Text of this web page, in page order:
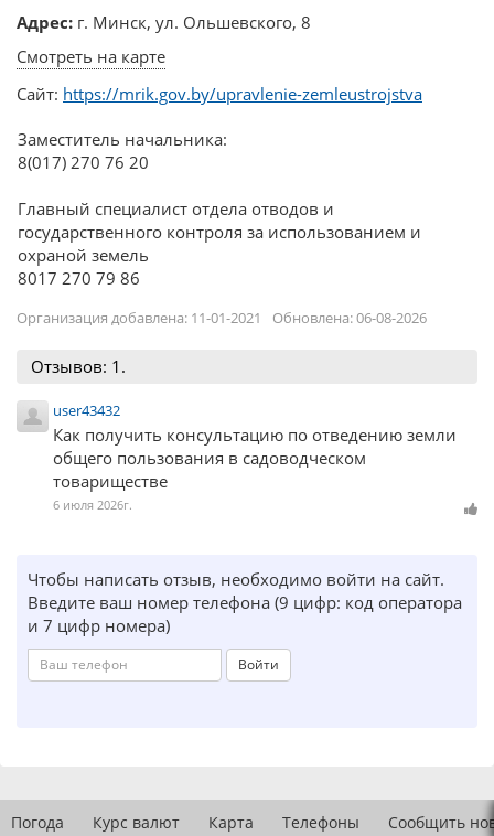
Адрес: г. Минск, ул. Ольшевского, 8
Смотреть на карте
Сайт: https://mrik.gov.by/upravlenie-zemleustrojstva
Заместитель начальника:
8(017) 270 76 20
Главный специалист отдела отводов и
государственного контроля за использованием и
охраной земель
8017 270 79 86
Организация добавлена: 11-01-2021 Обновлена: 06-08-2026
Отзывов: 1.
user43432
Как получить консультацию по отведению земли
общего пользования в садоводческом
товариществе
6 июля 2026г.
Чтобы написать отзыв, необходимо войти на сайт.
Введите ваш номер телефона (9 цифр: код оператора
и 7 цифр номера)
Войти
Погода Курс валют Карта Телефоны Сообщить